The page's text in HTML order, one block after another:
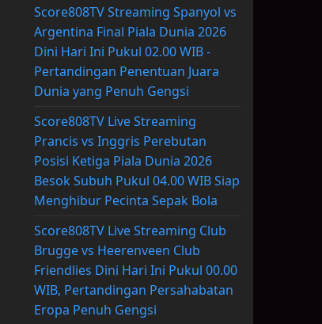
Score808TV Streaming Spanyol vs
Argentina Final Piala Dunia 2026
Dini Hari Ini Pukul 02.00 WIB -
Pertandingan Penentuan Juara
Dunia yang Penuh Gengsi
Score808TV Live Streaming
Prancis vs Inggris Perebutan
Posisi Ketiga Piala Dunia 2026
Besok Subuh Pukul 04.00 WIB Siap
Menghibur Pecinta Sepak Bola
Score808TV Live Streaming Club
Brugge vs Heerenveen Club
Friendlies Dini Hari Ini Pukul 00.00
WIB, Pertandingan Persahabatan
Eropa Penuh Gengsi